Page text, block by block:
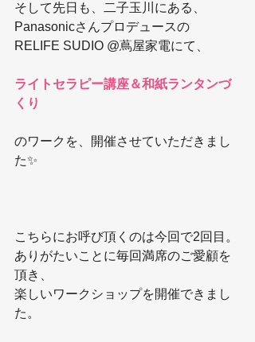
そして先日も、二子玉川にある、
Panasonicさんプロデュースの
RELIFE SUDIO @蔦屋家電にて、
ライトセラピー講座＆和紙ランタンづ
くり
のワークを、開催させていただきまし
た✨
こちらにお呼び頂くのは今回で2回目。
ありがたいことに毎回満席のご愛顧を
頂き、
楽しいワークショップを開催できまし
た。